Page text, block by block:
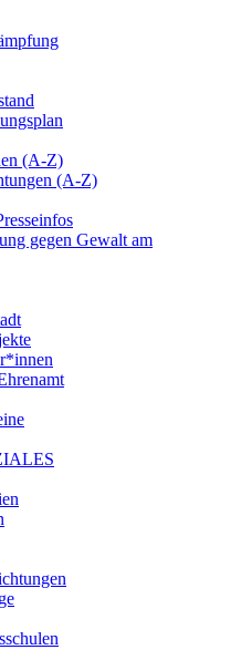
(A-Z)
(A-Z)
gegen Gewalt am